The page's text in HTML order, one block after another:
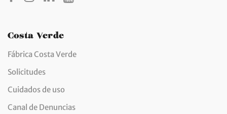
Costa Verde
Fábrica Costa Verde
Solicitudes
Cuidados de uso
Canal de Denuncias